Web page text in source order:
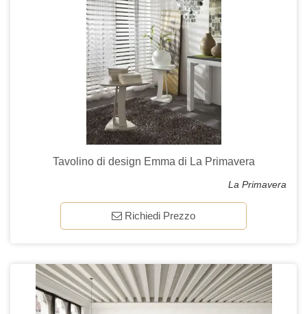
Tavolino di design Emma di La Primavera
La Primavera
Richiedi Prezzo